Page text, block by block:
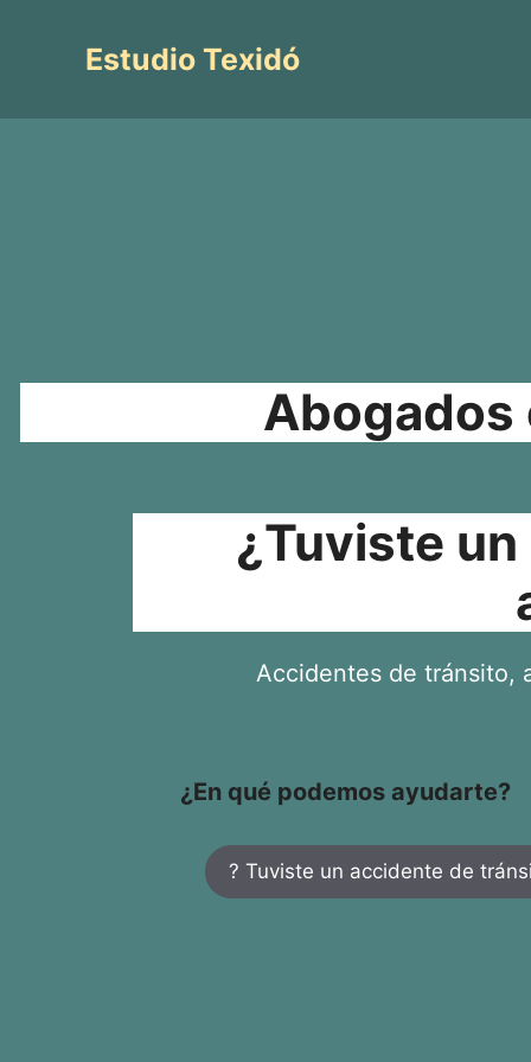
contenidoEstudio Texidó
Abogados
¿Tuviste
Accidentes de tránsito,
¿En qué podemos ayudarte?
? Tuviste un accidente de